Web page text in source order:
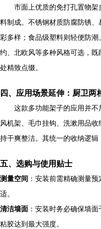
市面上优质的免打孔置物
料制成。不锈钢材质防腐防锈
彩多样；食品级塑料则轻便防
约、北欧风等多种风格可选，
处精致点缀。
四、应用场景延伸：厨卫两
这款多功能架子的应用并
风机架、毛巾挂钩、洗漱用品
持干爽整洁。其统一的收纳逻辑
五、选购与使用贴士
测量空间 ：安装前需精确测量
适。
清洁墙面 ：安装时务必确保墙
粘胶达到最大强度。